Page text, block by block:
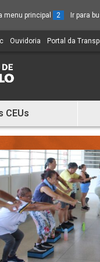
menu principal 2 Ir para
(Link
um
novo
Ouvidoria (Link
Portal da
CEUs